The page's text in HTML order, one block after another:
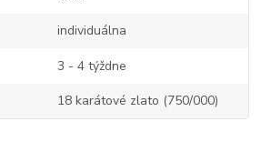
individuálna
3 - 4 týždne
18 karátové zlato (750/000)